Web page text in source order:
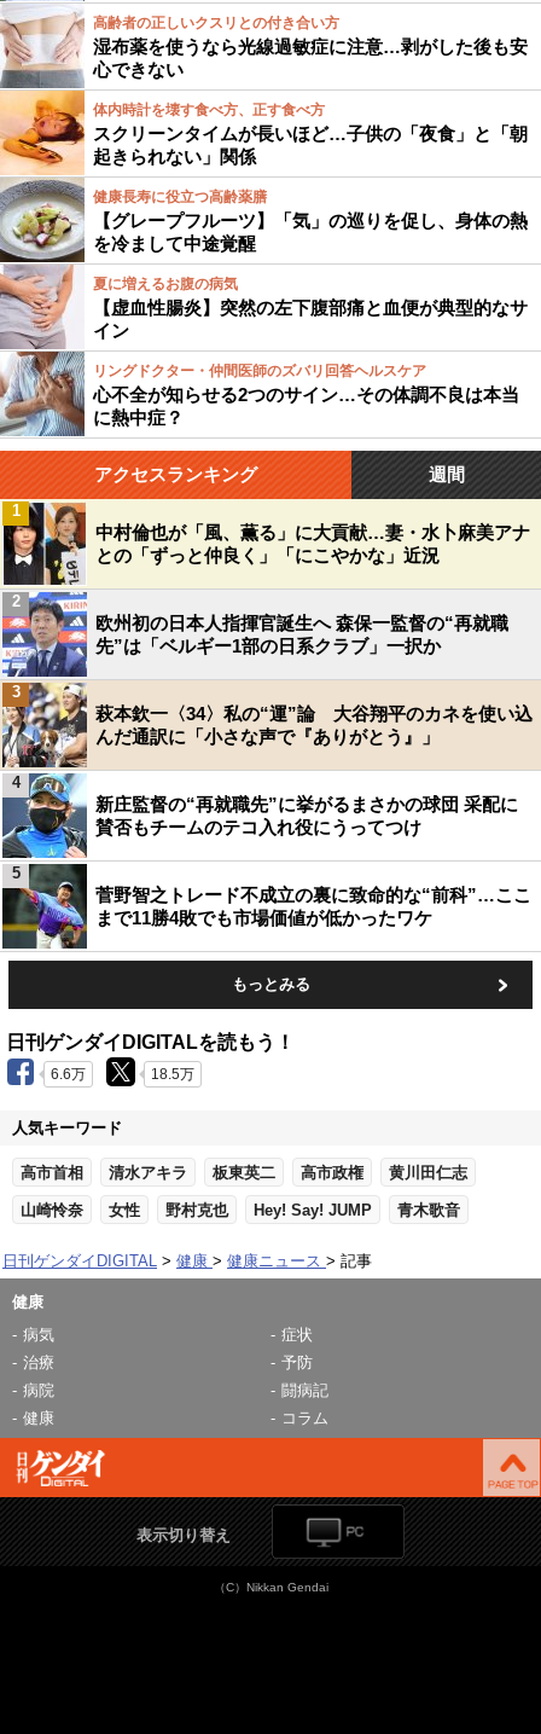
高齢者の正しいクスリとの付き合い方
湿布薬を使うなら光線過敏症に注意…剥がした後も安
心できない
体内時計を壊す食べ方、正す食べ方
スクリーンタイムが長いほど…子供の「夜食」と「朝
起きられない」関係
健康長寿に役立つ高齢薬膳
【グレープフルーツ】「気」の巡りを促し、身体の熱
を冷まして中途覚醒
夏に増えるお腹の病気
【虚血性腸炎】突然の左下腹部痛と血便が典型的なサ
イン
リングドクター・仲間医師のズバリ回答ヘルスケア
心不全が知らせる2つのサイン…その体調不良は本当
に熱中症？
アクセスランキング 週間
中村倫也が「風、薫る」に大貢献…妻・水卜麻美アナ
との「ずっと仲良く」「にこやかな」近況
1
欧州初の日本人指揮官誕生へ 森保一監督の“再就職
先”は「ベルギー1部の日系クラブ」一択か
2
萩本欽一〈34〉私の“運”論 大谷翔平のカネを使い込
んだ通訳に「小さな声で『ありがとう』」
3
新庄監督の“再就職先”に挙がるまさかの球団 采配に
賛否もチームのテコ入れ役にうってつけ
4
菅野智之トレード不成立の裏に致命的な“前科”…ここ
まで11勝4敗でも市場価値が低かったワケ
5
もっとみる
日刊ゲンダイDIGITALを読もう！
6.6万 18.5万
人気キーワード
高市首相 清水アキラ 板東英二 高市政権 黄川田仁志
山崎怜奈 女性 野村克也 Hey! Say! JUMP 青木歌音
日刊ゲンダイDIGITAL 健康 健康ニュース 記事
健康
病気
症状
治療
予防
病院
闘病記
健康
コラム
表示切り替え
（C）Nikkan Gendai